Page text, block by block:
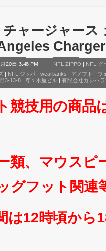
チャージャース
20日 3:48 PM NFL ZIPPO
NFL グ
| NFL ジッポ | wearbanks | アメフト | ウ
3-13-8 | 寿々木屋ビル | 有限会社カシハラ
競技用の商品
類、マウスピ
グフット関連
は12時頃から